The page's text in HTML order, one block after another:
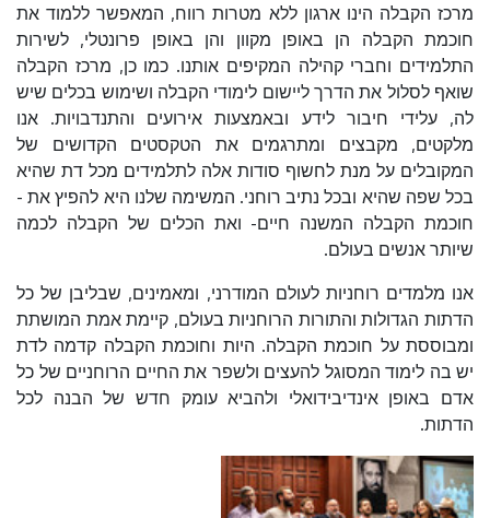
מרכז הקבלה הינו ארגון ללא מטרות רווח, המאפשר ללמוד את
חוכמת הקבלה הן באופן מקוון והן באופן פרונטלי, לשירות
התלמידים וחברי קהילה המקיפים אותנו. כמו כן, מרכז הקבלה
שואף לסלול את הדרך ליישום לימודי הקבלה ושימוש בכלים שיש
לה, עלידי חיבור לידע ובאמצעות אירועים והתנדבויות. אנו
מלקטים, מקבצים ומתרגמים את הטקסטים הקדושים של
המקובלים על מנת לחשוף סודות אלה לתלמידים מכל דת שהיא
בכל שפה שהיא ובכל נתיב רוחני. המשימה שלנו היא להפיץ את -
חוכמת הקבלה המשנה חיים- ואת הכלים של הקבלה לכמה
שיותר אנשים בעולם.
אנו מלמדים רוחניות לעולם המודרני, ומאמינים, שבליבן של כל
הדתות הגדולות והתורות הרוחניות בעולם, קיימת אמת המושתת
ומבוססת על חוכמת הקבלה. היות וחוכמת הקבלה קדמה לדת
יש בה לימוד המסוגל להעצים ולשפר את החיים הרוחניים של כל
אדם באופן אינדיבידואלי ולהביא עומק חדש של הבנה לכל
הדתות.